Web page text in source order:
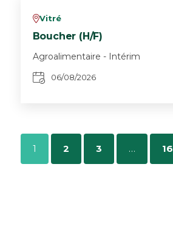
vVitré
Boucher (H/F)
Agroalimentaire - Intérim
06/08/2026
1 2 3 … 16